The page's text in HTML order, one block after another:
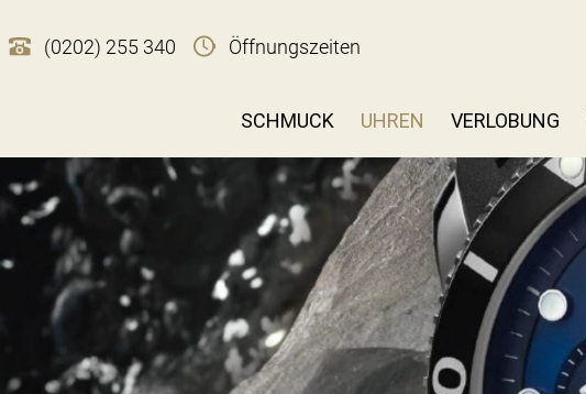
(0202) 255 340 Öffnungszeiten
SCHMUCK UHREN VERLOBUNG